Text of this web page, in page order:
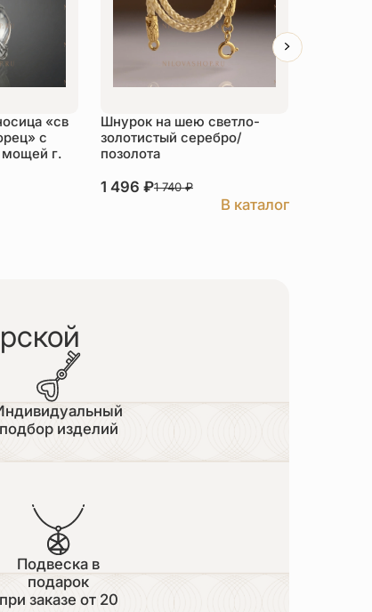
«св
с
г.
Шнурок на шею светло-
золотистый серебро/
позолота
1 496 ₽1 740₽
В каталог
подбор изделий
Подвеска в
подарок
при заказе от 20